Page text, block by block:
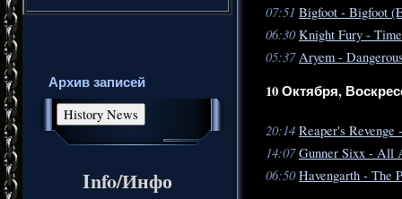
Архив записей
Info/Инфо
07:51 Bigfoot - Bigfoot
06:30 Knight Fury -
05:37 Aryem -
10 Октября,
20:14 Reaper's
14:07 Gunner Sixx - All
06:50 Havengarth - The